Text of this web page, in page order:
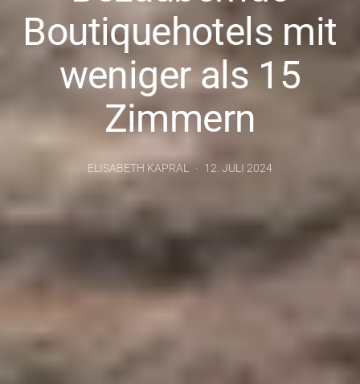
Boutiquehotels mit
weniger als 15
Zimmern
ELISABETH KAPRAL 12. JULI 2024